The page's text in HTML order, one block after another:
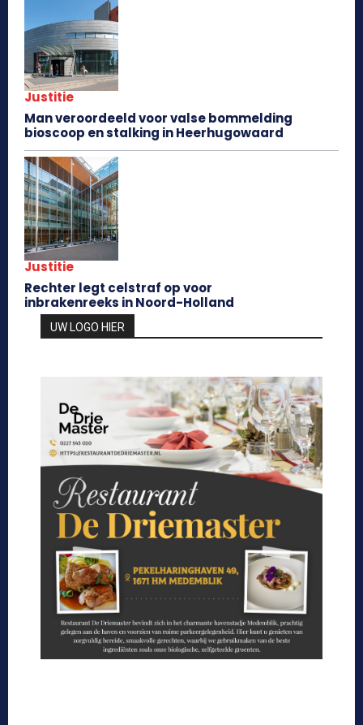
Justitie
Man veroordeeld voor valse bommelding
bioscoop en stalking in Heerhugowaard
Justitie
Rechter legt celstraf op voor
inbrakenreeks in Noord-Holland
UW LOGO HIER